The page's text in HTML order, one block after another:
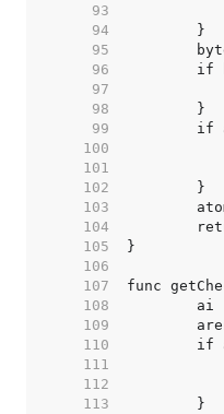
    93
    94
    95
    96
    97
    98
    99
   100
   101
   102
   103
   104
   105
   106
   107
   108
   109
   110
   111
   112
   113